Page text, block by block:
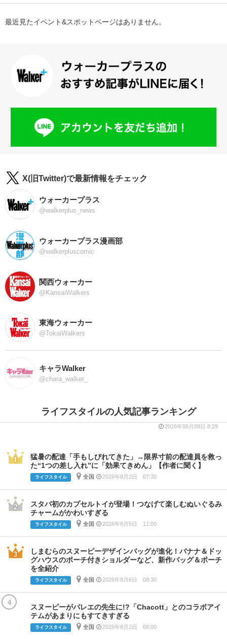
最近見たイベント&スポットページはありません。
X(旧Twitter)で最新情報をチェック
ウォーカープラス
@walkerplus_news
ウォーカープラス漫画部
@walkerpluscomic
関西ウォーカー
@KansaiWalkers
東海ウォーカー
@TokaiWalkers
キャラWalker
@chara_walker_
ライフスタイルの人気記事ランキング
2026年08月09日 8:29
猛暑の配達「手もしびれてきた」→限界寸前の配達員を救っ
た“1つの差し入れ”に「効果てきめん」【作者に聞く】
ライフスタイル 全国 2026年8月2日 07:30
スタバ初のカプセルトイが登場！つなげて楽しむぬいぐるみ
チャームがかわいすぎる
ライフスタイル 全国 2026年8月5日 11:00
しまむらのスヌーピーデザインバッグが進化！バナナ＆ドッ
グハウスのポーチ付きショルダーなど、新作バッグ＆ポーチ
を全紹介
ライフスタイル 全国 2026年8月6日 08:30
4
スヌーピーがバレエの先生に!?「Chacott」とのコラボアイ
テムがあまりにもすてきすぎる
ライフスタイル 全国 2026年8月2日 08:00